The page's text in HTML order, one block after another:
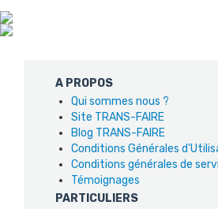
A PROPOS
Qui sommes nous ?
Site TRANS-FAIRE
Blog TRANS-FAIRE
Conditions Générales
Conditions générales de
Témoignages
PARTICULIERS